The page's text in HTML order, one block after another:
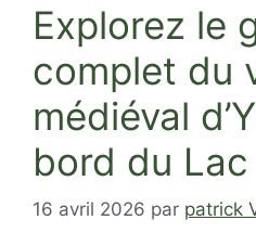
Explorez le
complet du
médiéval
bord du Lac
16 avril 2026 par patrick